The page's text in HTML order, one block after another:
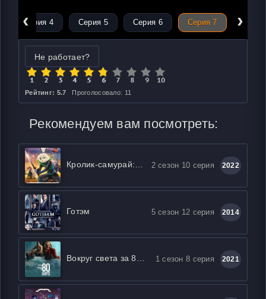
‹
Серия 4 Серия 5 Серия 6 Серия 7 ›
Не работает?
Рейтинг: 5.7 Проголосовало: 11
Рекомендуем вам посмотреть:
2 сезон 10 серия 2022
Готэм 5 сезон 12 серия 2014
1 сезон 8 серия 2021